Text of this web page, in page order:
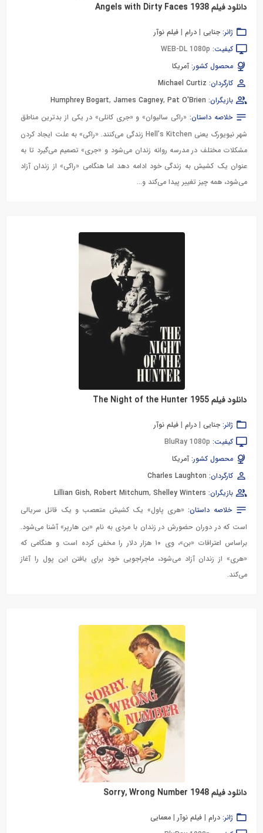
دانلود فیلم Angels with Dirty Faces 1938
ژانر: جنایی | درام | فیلم نوآر
کیفیت: WEB-DL 1080p
محصول کشور: آمریکا
کارگردان: Michael Curtiz
بازیگران:
Humphrey Bogart, James Cagney, Pat O'Brien
خلاصه داستان: «راکی سالیوان» و «جری کانلی» در یکی از بدترین مناطق
شهر نیویورک یعنی Hell’s Kitchen زندگی می‌کنند. «راکی» به علت ایجاد کردن
مشکلات مختلف در مدرسه روانه زندان می‌شود و «جری» تصمیم می‌گیرد تا به
عنوان یک کشیش به زندگی خود ادامه دهد اما هنگامی «راکی» از زندان آزاد
می‌شود، همه چیز تغییر پیدا می‌کند و...
دانلود فیلم The Night of the Hunter 1955
ژانر: جنایی | درام | فیلم نوآر
کیفیت: BluRay 1080p
محصول کشور: آمریکا
کارگردان: Charles Laughton
بازیگران:
Lillian Gish, Robert Mitchum, Shelley Winters
خلاصه داستان:«هری پاول» یک کشیش متعصب و یک قاتل سریالی
است که در دوران حضورش در زندان با مردی به نام «بن هارپر» آشنا می‌شود.
براساس اعترافات «بن»، وی ۱۰ هزار دلار را مخفی کرده است و هنگامی که
«هری» از زندان آزاد می‌شود، ماجراجویی‌ خود برای یافتن این پول را آغاز
می‌کند.
دانلود فیلم Sorry, Wrong Number 1948
ژانر: درام | فیلم نوآر | معمایی